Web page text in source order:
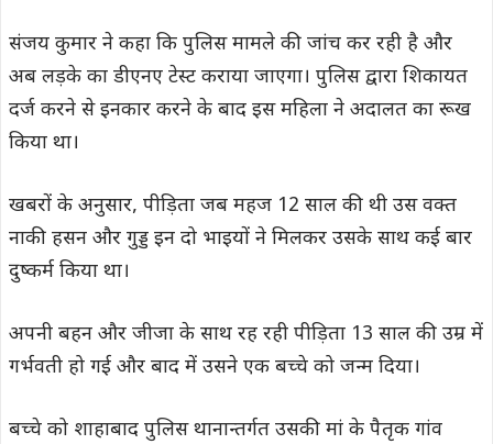
संजय कुमार ने कहा कि पुलिस मामले की जांच कर रही है और
अब लड़के का डीएनए टेस्ट कराया जाएगा। पुलिस द्वारा शिकायत
दर्ज करने से इनकार करने के बाद इस महिला ने अदालत का रूख
किया था।
खबरों के अनुसार, पीड़िता जब महज 12 साल की थी उस वक्त
नाकी हसन और गुड्ड इन दो भाइयों ने मिलकर उसके साथ कई बार
दुष्कर्म किया था।
अपनी बहन और जीजा के साथ रह रही पीड़िता 13 साल की उम्र में
गर्भवती हो गई और बाद में उसने एक बच्चे को जन्म दिया।
बच्चे को शाहाबाद पुलिस थानान्तर्गत उसकी मां के पैतृक गांव